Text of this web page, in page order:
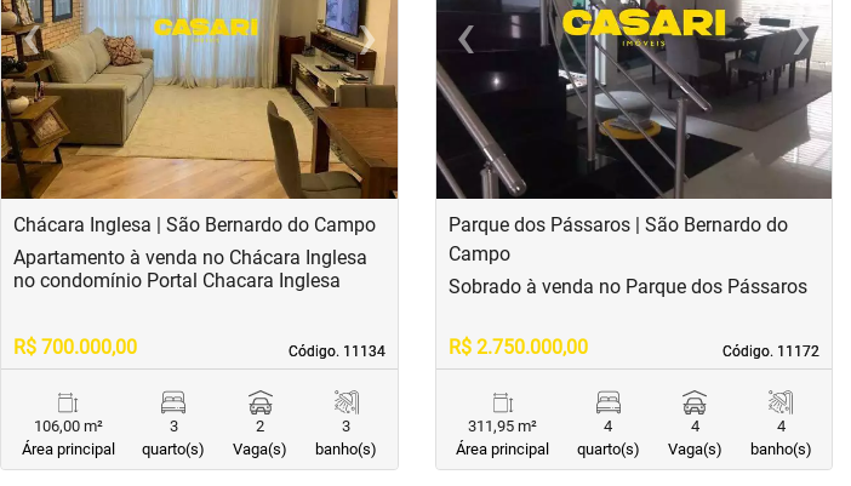
‹Previous ›Next
Chácara Inglesa | São Bernardo do Campo
Código. 11134
Código. 11134
Apartamento à venda no Chácara Inglesa
no condomínio Portal Chacara Inglesa
R$ 700.000,00
106,00 m²
Área principal
3
quarto(s)
2
Vaga(s)
3
banho(s)
‹Previous ›Next
Parque dos Pássaros | São Bernardo do
Campo
Código. 11172
Código. 11172
Sobrado à venda no Parque dos Pássaros
R$ 2.750.000,00
311,95 m²
Área principal
4
quarto(s)
4
Vaga(s)
4
banho(s)